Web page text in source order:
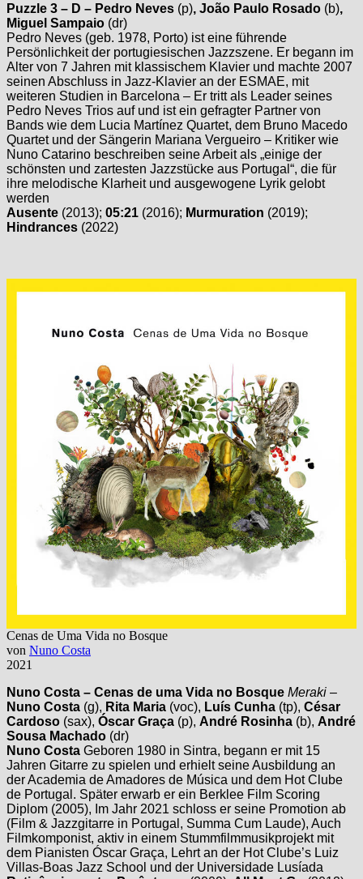
Puzzle 3 – D – Pedro Neves (p), João Paulo Rosado (b),
Miguel Sampaio (dr)
Pedro Neves (geb. 1978, Porto) ist eine führende
Persönlichkeit der portugiesischen Jazzszene. Er begann im
Alter von 7 Jahren mit klassischem Klavier und machte 2007
seinen Abschluss in Jazz-Klavier an der ESMAE, mit
weiteren Studien in Barcelona – Er tritt als Leader seines
Pedro Neves Trios auf und ist ein gefragter Partner von
Bands wie dem Lucia Martínez Quartet, dem Bruno Macedo
Quartet und der Sängerin Mariana Vergueiro – Kritiker wie
Nuno Catarino beschreiben seine Arbeit als „einige der
schönsten und zartesten Jazzstücke aus Portugal“, die für
ihre melodische Klarheit und ausgewogene Lyrik gelobt
werden
Ausente (2013); 05:21 (2016); Murmuration (2019);
Hindrances (2022)
Cenas de Uma Vida no Bosque
von Nuno Costa
2021
Nuno Costa – Cenas de uma Vida no Bosque Meraki –
Nuno Costa (g), Rita Maria (voc), Luís Cunha (tp), César
Cardoso (sax), Óscar Graça (p), André Rosinha (b), André
Sousa Machado (dr)
Nuno Costa Geboren 1980 in Sintra, begann er mit 15
Jahren Gitarre zu spielen und erhielt seine Ausbildung an
der Academia de Amadores de Música und dem Hot Clube
de Portugal. Später erwarb er ein Berklee Film Scoring
Diplom (2005), Im Jahr 2021 schloss er seine Promotion ab
(Film & Jazzgitarre in Portugal, Summa Cum Laude), Auch
Filmkomponist, aktiv in einem Stummfilmmusikprojekt mit
dem Pianisten Óscar Graça, Lehrt an der Hot Clube’s Luiz
Villas-Boas Jazz School und der Universidade Lusíada